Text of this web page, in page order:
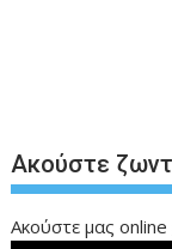
Ακούστε
Ακούστε μας online